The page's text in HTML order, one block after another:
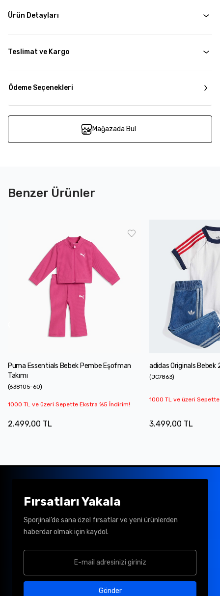
Ürün Detayları
Teslimat ve Kargo
Ödeme Seçenekleri
Mağazada Bul
Benzer Ürünler
Puma Essentials Bebek Pembe Eşofman
Takımı
(638105-60)
1000 TL ve üzeri Sepette Ekstra %5 İndirim!
2.499,00 TL
adidas Originals Bebek
(JC7863)
1000 TL ve üzeri
3.499,00 TL
Fırsatları Yakala
Sporjinal’de sana özel fırsatlar ve yeni ürünlerden
haberdar olmak için kaydol.
Gönder